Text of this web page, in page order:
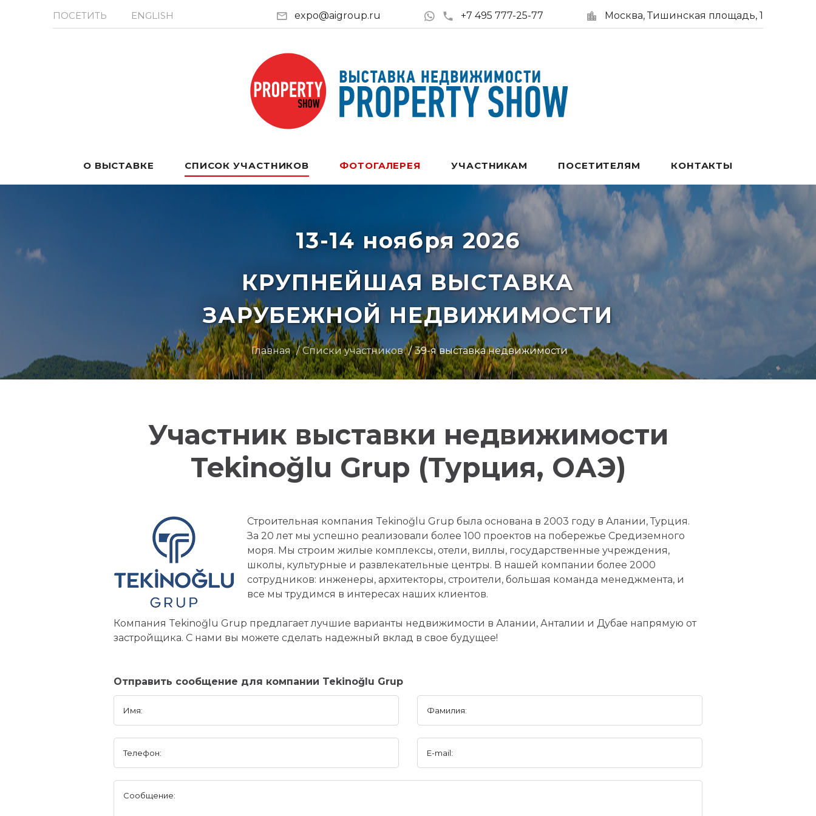
ПОСЕТИТЬ ENGLISH expo@aigroup.ru +7 495 777-25-77 Москва, Тишинская площадь, 1
О ВЫСТАВКЕ СПИСОК УЧАСТНИКОВ ФОТОГАЛЕРЕЯ УЧАСТНИКАМ ПОСЕТИТЕЛЯМ КОНТАКТЫ
13-14 ноября 2026
КРУПНЕЙШАЯ ВЫСТАВКА
ЗАРУБЕЖНОЙ НЕДВИЖИМОСТИ
Главная Списки участников 39-я выставка недвижимости
Участник выставки недвижимости
Tekinoğlu Grup (Турция, ОАЭ)
Строительная компания Tekinoğlu Grup была основана в 2003 году в Алании, Турция.
За 20 лет мы успешно реализовали более 100 проектов на побережье Средиземного
моря. Мы строим жилые комплексы, отели, виллы, государственные учреждения,
школы, культурные и развлекательные центры. В нашей компании более 2000
сотрудников: инженеры, архитекторы, строители, большая команда менеджмента, и
все мы трудимся в интересах наших клиентов.
Компания Tekinoğlu Grup предлагает лучшие варианты недвижимости в Алании, Анталии и Дубае напрямую от
застройщика. С нами вы можете сделать надежный вклад в свое будущее!
Отправить сообщение для компании Tekinoğlu Grup
Имя: Фамилия:
Телефон: E-mail:
Сообщение: